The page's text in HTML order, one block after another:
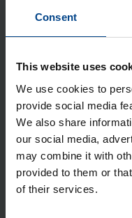
Consent
This website uses
We use cookies to
provide social media
We also share
our social media,
may combine it with
provided to them or
of their services.